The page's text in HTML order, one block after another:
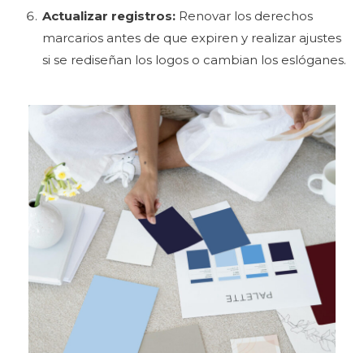
Actualizar registros: Renovar los derechos
marcarios antes de que expiren y realizar ajustes
si se rediseñan los logos o cambian los eslóganes.